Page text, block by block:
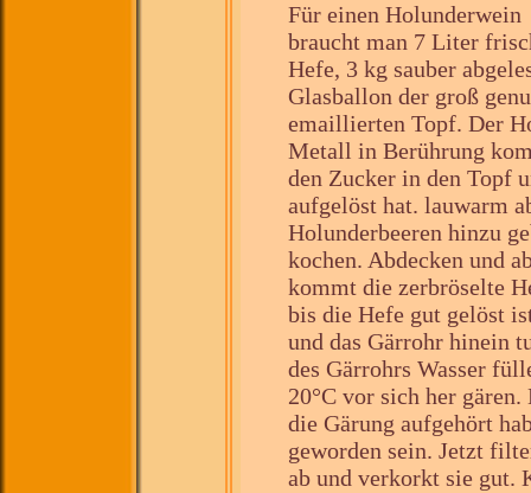
Für einen Holunderwein
braucht man 7 Liter
Hefe, 3 kg sauber
Glasballon der groß
emaillierten Topf. Der
Metall in Berührung
den Zucker in den Topf
aufgelöst hat. lauwarm
Holunderbeeren hinzu
kochen. Abdecken und
kommt die zerbröselte
bis die Hefe gut gelöst
und das Gärrohr hinein
des Gärrohrs Wasser
20°C vor sich her
die Gärung aufgehört
geworden sein. Jetzt
ab und verkorkt sie gut.